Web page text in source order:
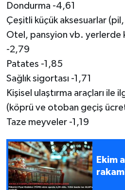
Dondurma -4,61
Çeşitli küçük aksesuarlar
Otel, pansyion vb. yerlerde
-2,79
Patates -1,85
Sağlık sigortası -1,71
Kişisel ulaştırma araçları ile
(köprü ve otoban geçiş
Taze meyveler -1,19
Ekim